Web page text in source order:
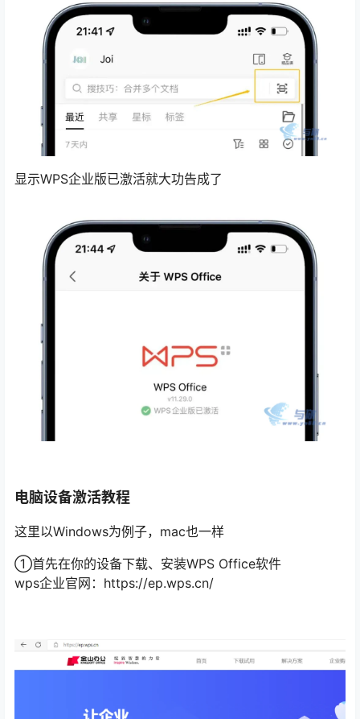
显示WPS企业版已激活就大功告成了
电脑设备激活教程
这里以Windows为例子，mac也一样
①首先在你的设备下载、安装WPS Office软件
wps企业官网：https://ep.wps.cn/